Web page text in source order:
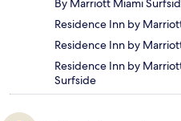
By Marriott Miami
Residence Inn by
Residence Inn by
Residence Inn by
Surfside